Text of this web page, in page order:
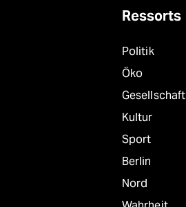
Ressorts
Politik
Öko
Gesellschaft
Kultur
Sport
Berlin
Nord